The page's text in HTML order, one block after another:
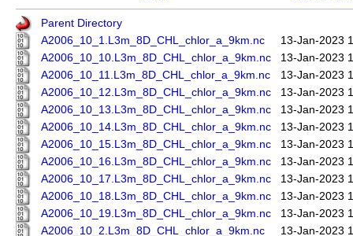
Parent Directory
A2006_10_1.L3m_8D_CHL_chlor_a_9km.nc
13-Jan-2023
A2006_10_10.L3m_8D_CHL_chlor_a_9km.nc
13-Jan-2023
A2006_10_11.L3m_8D_CHL_chlor_a_9km.nc
13-Jan-2023
A2006_10_12.L3m_8D_CHL_chlor_a_9km.nc
13-Jan-2023
A2006_10_13.L3m_8D_CHL_chlor_a_9km.nc
13-Jan-2023
A2006_10_14.L3m_8D_CHL_chlor_a_9km.nc
13-Jan-2023
A2006_10_15.L3m_8D_CHL_chlor_a_9km.nc
13-Jan-2023
A2006_10_16.L3m_8D_CHL_chlor_a_9km.nc
13-Jan-2023
A2006_10_17.L3m_8D_CHL_chlor_a_9km.nc
13-Jan-2023
A2006_10_18.L3m_8D_CHL_chlor_a_9km.nc
13-Jan-2023
A2006_10_19.L3m_8D_CHL_chlor_a_9km.nc
13-Jan-2023
A2006_10_2.L3m_8D_CHL_chlor_a_9km.nc
13-Jan-2023